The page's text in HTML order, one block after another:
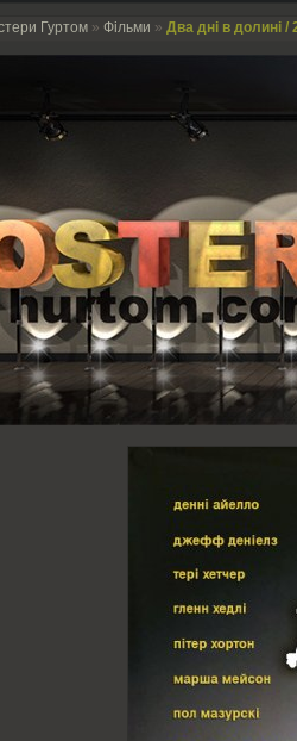
Гуртом » Фільми » Два дні в долині /